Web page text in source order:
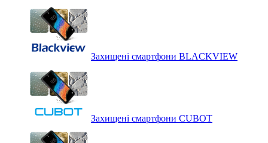
Захищені смартфони BLACKVIEW
Захищені смартфони CUBOT